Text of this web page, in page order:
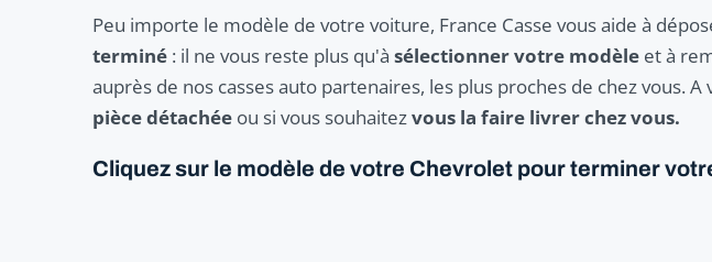
Peu importe le modèle de votre voiture, France Casse vous aide à
terminé : il ne vous reste plus qu'à sélectionner votre modèle et à
auprès de nos casses auto partenaires, les plus proches de chez vous. A
pièce détachée ou si vous souhaitezvous la faire livrer chez vous.
Cliquez sur le modèle de votre Chevrolet pour terminer